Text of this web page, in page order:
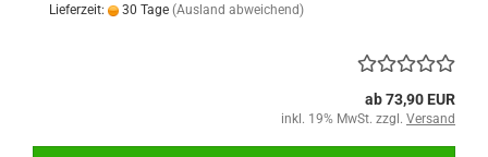
Lieferzeit: 30 Tage (Ausland abweichend)
ab 73,90 EUR
inkl. 19% MwSt. zzgl. Versand